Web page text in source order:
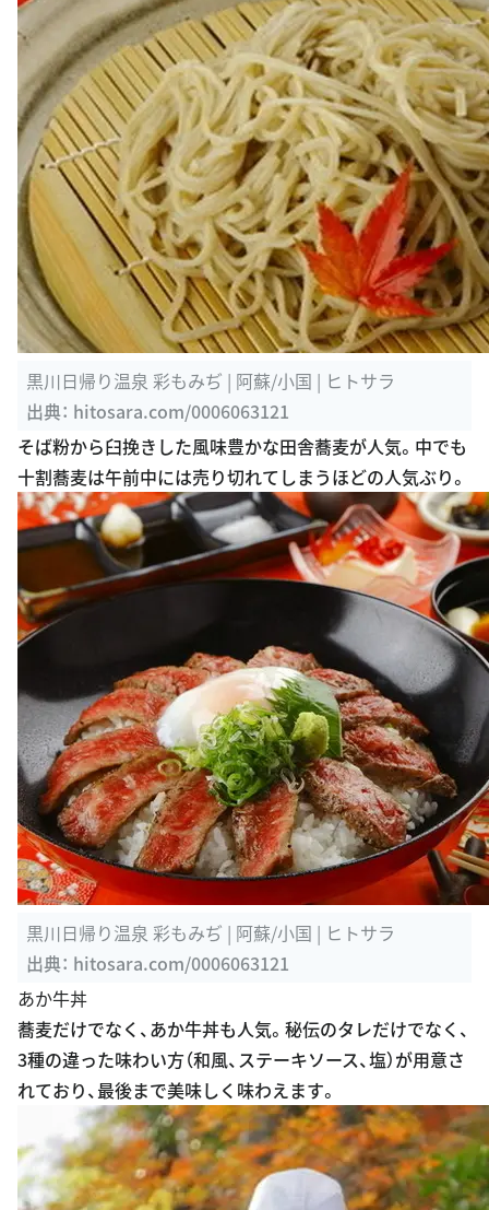
黒川日帰り温泉 彩もみぢ | 阿蘇/小国 | ヒトサラ
出典： hitosara.com/0006063121
そば粉から臼挽きした風味豊かな田舎蕎麦が人気。中でも
十割蕎麦は午前中には売り切れてしまうほどの人気ぶり。
黒川日帰り温泉 彩もみぢ | 阿蘇/小国 | ヒトサラ
出典： hitosara.com/0006063121
あか牛丼
蕎麦だけでなく、あか牛丼も人気。秘伝のタレだけでなく、
3種の違った味わい方（和風、ステーキソース、塩）が用意さ
れており、最後まで美味しく味わえます。